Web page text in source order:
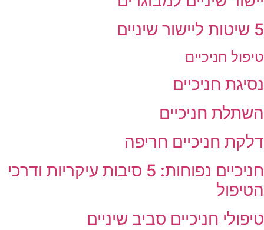
5 שיטות ליישור שיניים
טיפול חניכיים
נסיגת חניכיים
השתלת חניכיים
דלקת חניכיים חריפה
חניכיים נפוחות: 5 סיבות עיקריות ודרכי
הטיפול
טיפולי חניכיים סביב שיניים